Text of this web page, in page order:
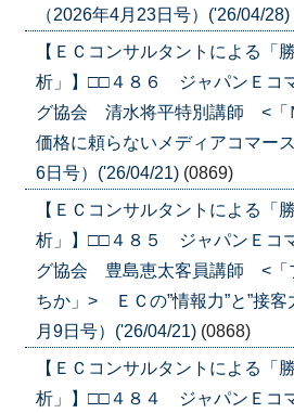
（2026年4月23日号）('26/04/28)
【ＥＣコンサルタントによる「
析」】□□４８６ ジャパンＥコ
グ協会 清水将平特別講師 <「
価格に頼らないメディアコマー
6日号）('26/04/21) (0869)
【ＥＣコンサルタントによる「
析」】□□４８５ ジャパンＥコ
グ協会 豊島恵太客員講師 <「
ちか」> ＥＣの”情報力”と”接客
月9日号）('26/04/21) (0868)
【ＥＣコンサルタントによる「
析」】□□４８４ ジャパンＥコ